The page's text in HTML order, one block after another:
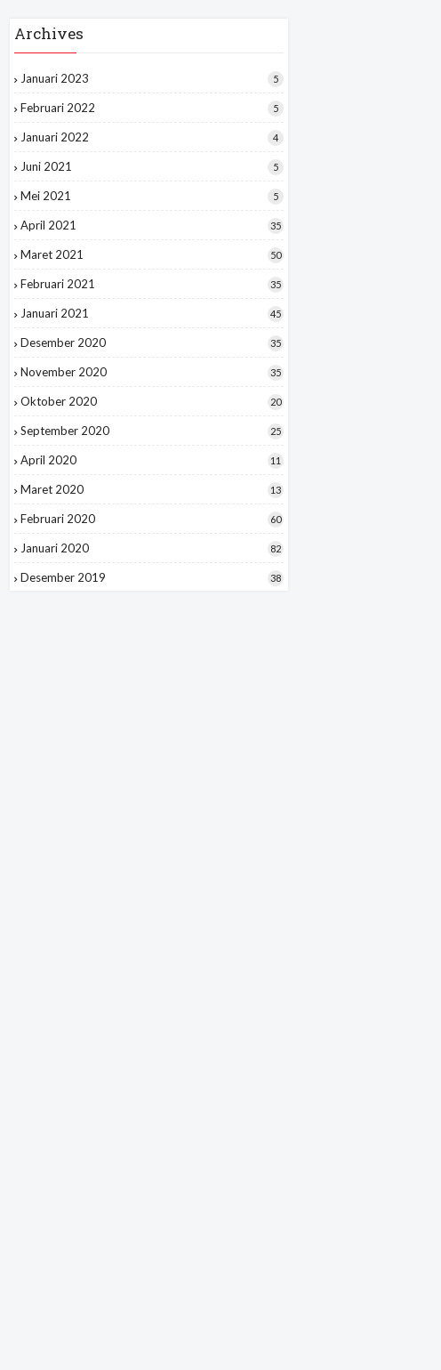
Archives
Januari 2023 5
Februari 2022 5
Januari 2022 4
Juni 2021 5
Mei 2021 5
April 2021 35
Maret 2021 50
Februari 2021 35
Januari 2021 45
Desember 2020 35
November 2020 35
Oktober 2020 20
September 2020 25
April 2020 11
Maret 2020 13
Februari 2020 60
Januari 2020 82
Desember 2019 38